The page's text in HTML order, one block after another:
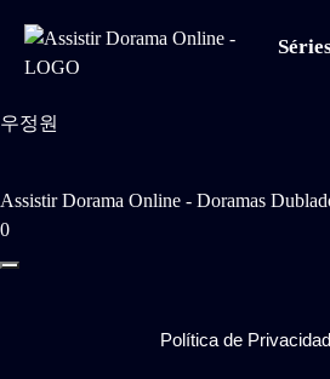
우정원
Assistir Dorama Online - Doramas
0
Política de